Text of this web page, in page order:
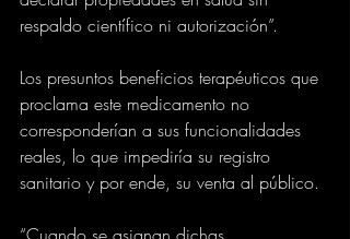
respaldo científico ni autorización”.
Los presuntos beneficios terapéuticos que
proclama este medicamento no
corresponderían a sus funcionalidades
reales, lo que impediría su registro
sanitario y por ende, su venta al público.